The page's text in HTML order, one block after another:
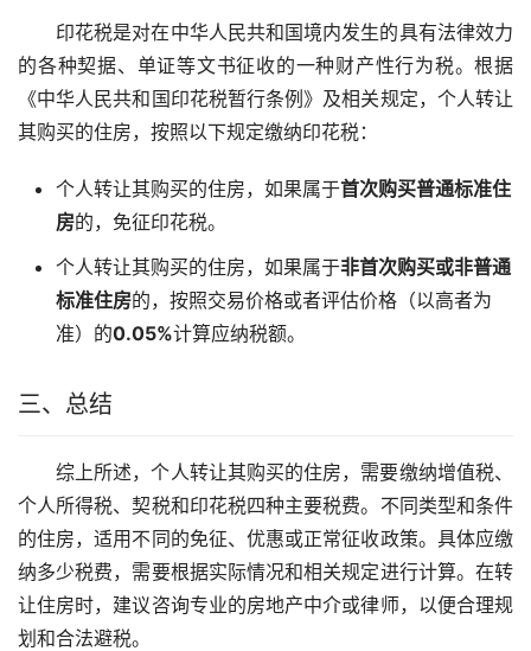
印花税是对在中华人民共和国境内发生的具有法律效力
的各种契据、单证等文书征收的一种财产性行为税。根据
《中华人民共和国印花税暂行条例》及相关规定，个人转让
其购买的住房，按照以下规定缴纳印花税：
个人转让其购买的住房，如果属于首次购买普通标准住
房的，免征印花税。
个人转让其购买的住房，如果属于非首次购买或非普通
标准住房的，按照交易价格或者评估价格（以高者为
准）的0.05%计算应纳税额。
三、总结
综上所述，个人转让其购买的住房，需要缴纳增值税、
个人所得税、契税和印花税四种主要税费。不同类型和条件
的住房，适用不同的免征、优惠或正常征收政策。具体应缴
纳多少税费，需要根据实际情况和相关规定进行计算。在转
让住房时，建议咨询专业的房地产中介或律师，以便合理规
划和合法避税。